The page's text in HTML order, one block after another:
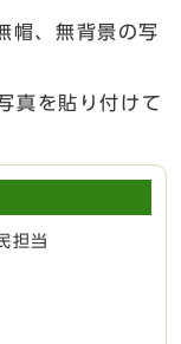
、無背景の写
真を貼り付けて
担当